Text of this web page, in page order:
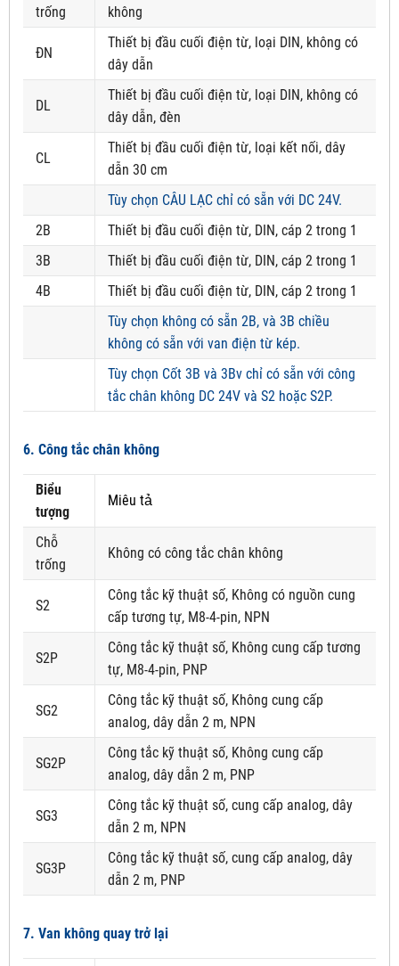
trống
không
ĐN
Thiết bị đầu cuối điện từ, loại DIN, không có
dây dẫn
DL
Thiết bị đầu cuối điện từ, loại DIN, không có
dây dẫn, đèn
CL
Thiết bị đầu cuối điện từ, loại kết nối, dây
dẫn 30 cm
Tùy chọn CÂU LẠC chỉ có sẵn với DC 24V.
2B
Thiết bị đầu cuối điện từ, DIN, cáp 2 trong 1
3B
Thiết bị đầu cuối điện từ, DIN, cáp 2 trong 1
4B
Thiết bị đầu cuối điện từ, DIN, cáp 2 trong 1
Tùy chọn không có sẵn 2B, và 3B chiều
không có sẵn với van điện từ kép.
Tùy chọn Cốt 3B và 3Bv chỉ có sẵn với công
tắc chân không DC 24V và S2 hoặc S2P.
6. Công tắc chân không
Biểu
tượng
Miêu tả
Chỗ
trống
Không có công tắc chân không
S2
Công tắc kỹ thuật số, Không có nguồn cung
cấp tương tự, M8-4-pin, NPN
S2P
Công tắc kỹ thuật số, Không cung cấp tương
tự, M8-4-pin, PNP
SG2
Công tắc kỹ thuật số, Không cung cấp
analog, dây dẫn 2 m, NPN
SG2P
Công tắc kỹ thuật số, Không cung cấp
analog, dây dẫn 2 m, PNP
SG3
Công tắc kỹ thuật số, cung cấp analog, dây
dẫn 2 m, NPN
SG3P
Công tắc kỹ thuật số, cung cấp analog, dây
dẫn 2 m, PNP
7. Van không quay trở lại